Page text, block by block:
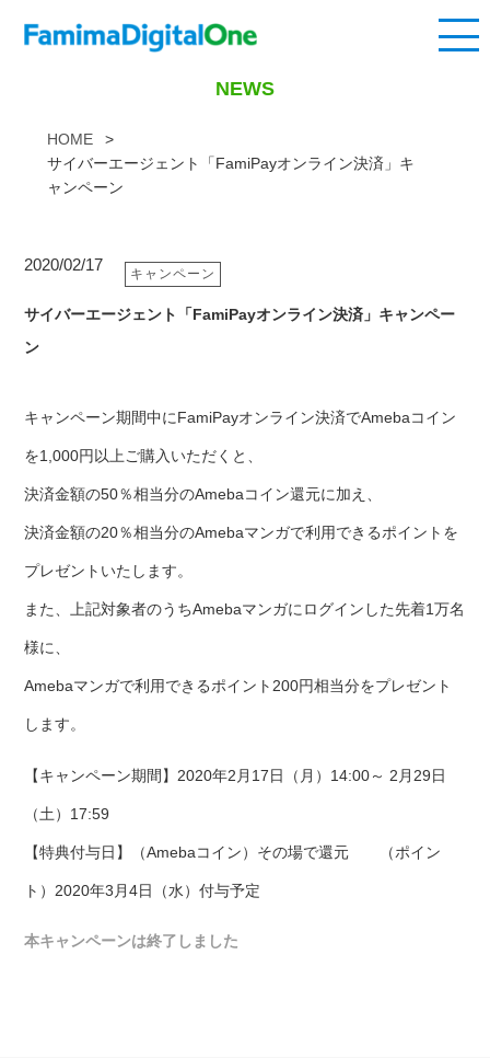
NEWS
HOME
サイバーエージェント「FamiPayオンライン決済」キ
ャンペーン
2020/02/17
キャンペーン
サイバーエージェント「FamiPayオンライン決済」キャンペー
ン
キャンペーン期間中にFamiPayオンライン決済でAmebaコイン
を1,000円以上ご購入いただくと、
決済金額の50％相当分のAmebaコイン還元に加え、
決済金額の20％相当分のAmebaマンガで利用できるポイントを
プレゼントいたします。
また、上記対象者のうちAmebaマンガにログインした先着1万名
様に、
Amebaマンガで利用できるポイント200円相当分をプレゼント
します。
【キャンペーン期間】2020年2月17日（月）14:00～ 2月29日
（土）17:59
【特典付与日】（Amebaコイン）その場で還元 （ポイン
ト）2020年3月4日（水）付与予定
本キャンペーンは終了しました